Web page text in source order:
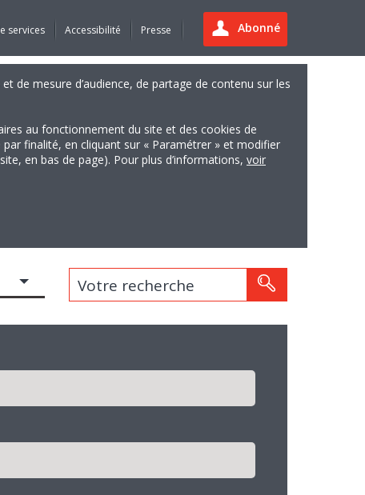
Abonné
services Accessibilité Presse
de mesure d’audience, de partage de contenu sur les
au fonctionnement du site et des cookies de
finalité, en cliquant sur « Paramétrer » et modifier
en bas de page). Pour plus d’informations, voir
Votre recherche